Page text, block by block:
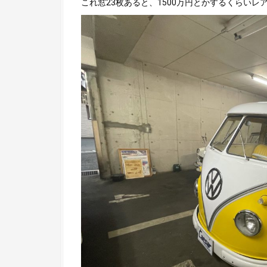
これ窓23枚あると、1500万円とかするくらいレ